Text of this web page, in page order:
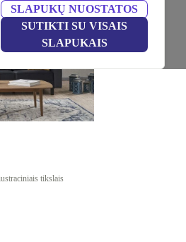
SLAPUKŲ NUOSTATOS
SUTIKTI SU VISAIS
SLAPUKAIS
tikslais